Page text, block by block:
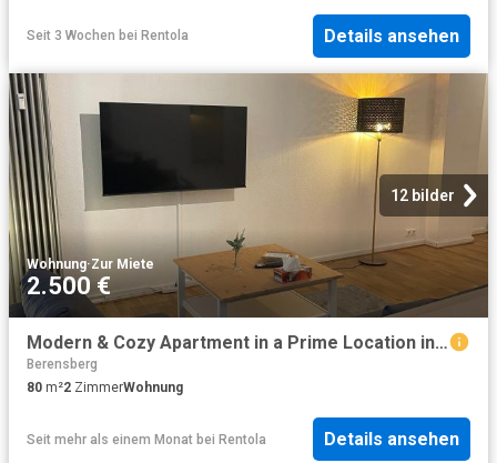
Seit 3 Wochen bei Rentola Details ansehen
12 bilder
Wohnung·Zur Miete
2.500 €
Modern & Cozy Apartment in a Prime Location in Aachen
Berensberg
80 m²2 ZimmerWohnung
Seit mehr als einem Monat bei Rentola Details ansehen